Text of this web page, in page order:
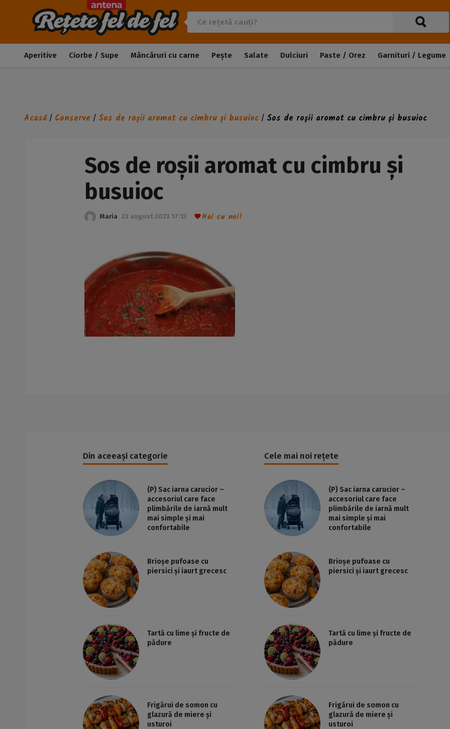
Aperitive Ciorbe / Supe Mâncăruri cu carne Pește Salate Dulciuri Paste / Orez Garnituri / Legume
Acasă/ Conserve / Sos de roșii aromat cu cimbru și busuioc / Sos de roșii aromat cu cimbru și busuioc
Sos de roșii aromat cu cimbru și
busuioc
Maria 23 august 2023 17:13 Hai cu noi!
Din aceeași categorie
(P) Sac iarna carucior –
accesoriul care face
plimbările de iarnă mult
mai simple și mai
confortabile
Brioșe pufoase cu
piersici și iaurt grecesc
Tartă cu lime și fructe de
pădure
Frigărui de somon cu
glazură de miere și
usturoi
Cele mai noi rețete
(P) Sac iarna carucior –
accesoriul care face
plimbările de iarnă mult
mai simple și mai
confortabile
Brioșe pufoase cu
piersici și iaurt grecesc
Tartă cu lime și fructe de
pădure
Frigărui de somon cu
glazură de miere și
usturoi